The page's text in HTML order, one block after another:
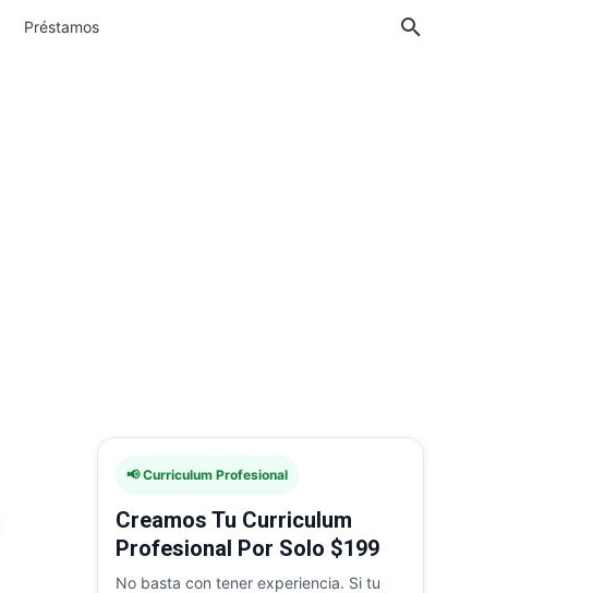
Préstamos
📢 Curriculum Profesional
Creamos Tu Curriculum
Profesional Por Solo $199
No basta con tener experiencia. Si tu